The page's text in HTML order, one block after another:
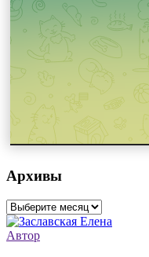
Архивы
Архивы
Автор